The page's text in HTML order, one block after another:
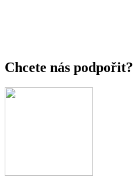
Chcete nás podpořit?